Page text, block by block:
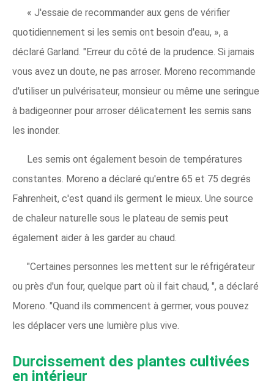
« J'essaie de recommander aux gens de vérifier
quotidiennement si les semis ont besoin d'eau, », a
déclaré Garland. "Erreur du côté de la prudence. Si jamais
vous avez un doute, ne pas arroser. Moreno recommande
d'utiliser un pulvérisateur, monsieur ou même une seringue
à badigeonner pour arroser délicatement les semis sans
les inonder.
Les semis ont également besoin de températures
constantes. Moreno a déclaré qu'entre 65 et 75 degrés
Fahrenheit, c'est quand ils germent le mieux. Une source
de chaleur naturelle sous le plateau de semis peut
également aider à les garder au chaud.
"Certaines personnes les mettent sur le réfrigérateur
ou près d'un four, quelque part où il fait chaud, ", a déclaré
Moreno. "Quand ils commencent à germer, vous pouvez
les déplacer vers une lumière plus vive.
Durcissement des plantes cultivées
en intérieur